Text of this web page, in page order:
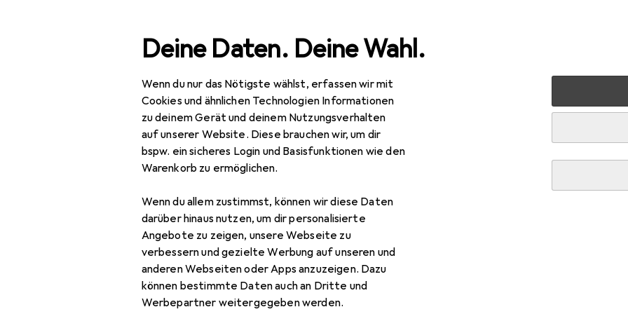
Deine Daten. Deine Wahl.
Wenn du nur das Nötigste wählst, erfassen wir mit
Cookies und ähnlichen Technologien Informationen
zu deinem Gerät und deinem Nutzungsverhalten
auf unserer Website. Diese brauchen wir, um dir
bspw. ein sicheres Login und Basisfunktionen wie den
Warenkorb zu ermöglichen.
Wenn du allem zustimmst, können wir diese Daten
darüber hinaus nutzen, um dir personalisierte
Angebote zu zeigen, unsere Webseite zu
verbessern und gezielte Werbung auf unseren und
anderen Webseiten oder Apps anzuzeigen. Dazu
können bestimmte Daten auch an Dritte und
Werbepartner weitergegeben werden.
Navigation nach Kategorien Gesamtsortiment IT + Multimedia Foto + Video